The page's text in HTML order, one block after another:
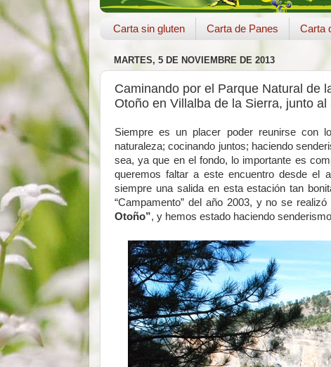
Carta sin gluten Carta de Panes Carta
MARTES, 5 DE NOVIEMBRE DE 2013
Caminando por el Parque Natural de
Otoño en Villalba de la Sierra, junto al
Siempre es un placer poder reunirse con
naturaleza; cocinando juntos; haciendo
sea, ya que en el fondo, lo importante es
queremos faltar a este encuentro desde el
siempre una salida en esta estación tan
“Campamento” del año 2003, y no se
Otoño”, y hemos estado haciendo